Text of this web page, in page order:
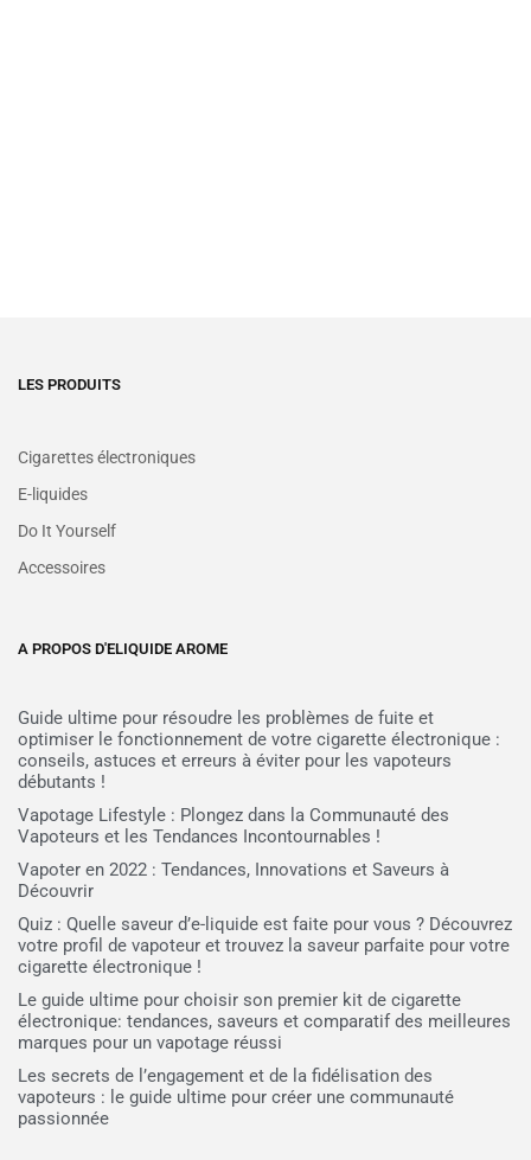
LES PRODUITS
Cigarettes électroniques
E-liquides
Do It Yourself
Accessoires
A PROPOS D'ELIQUIDE AROME
Guide ultime pour résoudre les problèmes de fuite et
optimiser le fonctionnement de votre cigarette électronique :
conseils, astuces et erreurs à éviter pour les vapoteurs
débutants !
Vapotage Lifestyle : Plongez dans la Communauté des
Vapoteurs et les Tendances Incontournables !
Vapoter en 2022 : Tendances, Innovations et Saveurs à
Découvrir
Quiz : Quelle saveur d’e-liquide est faite pour vous ? Découvrez
votre profil de vapoteur et trouvez la saveur parfaite pour votre
cigarette électronique !
Le guide ultime pour choisir son premier kit de cigarette
électronique: tendances, saveurs et comparatif des meilleures
marques pour un vapotage réussi
Les secrets de l’engagement et de la fidélisation des
vapoteurs : le guide ultime pour créer une communauté
passionnée